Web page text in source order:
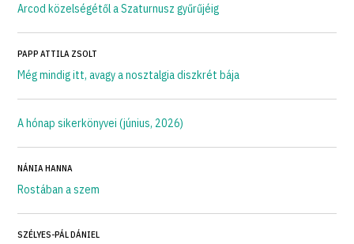
Arcod közelségétől a Szaturnusz gyűrűjéig
PAPP ATTILA ZSOLT
Még mindig itt, avagy a nosztalgia diszkrét bája
A hónap sikerkönyvei (június, 2026)
NÁNIA HANNA
Rostában a szem
SZÉLYES-PÁL DÁNIEL